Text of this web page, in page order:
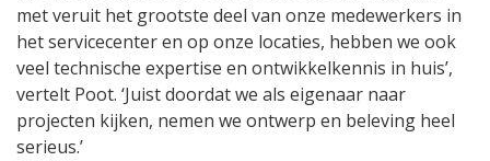
met veruit het grootste deel van onze medewerkers in
het servicecenter en op onze locaties, hebben we ook
veel technische expertise en ontwikkelkennis in huis’,
vertelt Poot. ‘Juist doordat we als eigenaar naar
projecten kijken, nemen we ontwerp en beleving heel
serieus.’